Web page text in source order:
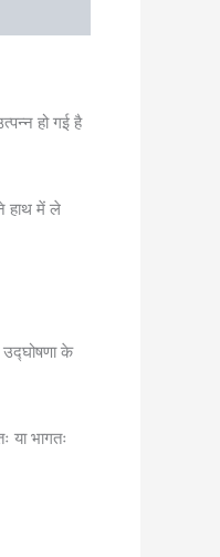
हो गई है
हाथ में ले
उद्घोषणा के
या भागतः